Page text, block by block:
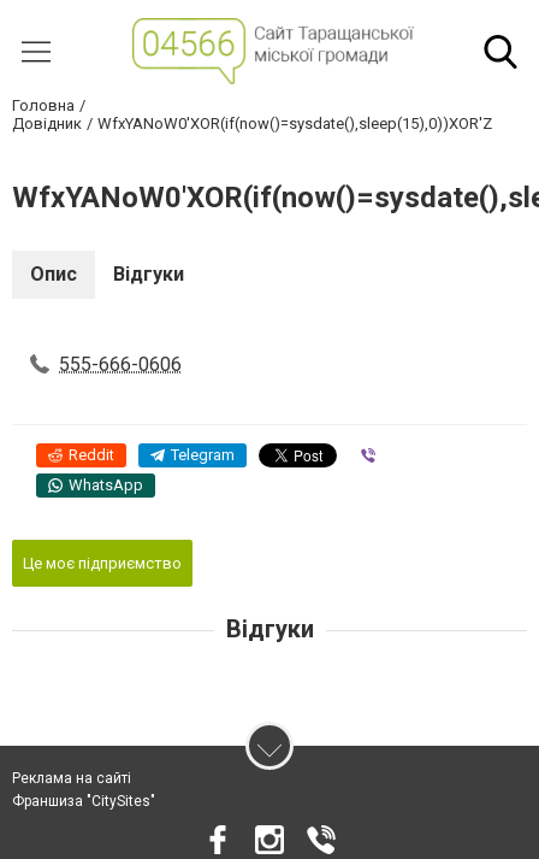
Головна
Довідник
WfxYANoW0'XOR(if(now()=sysdate(),sleep(15),0))XOR'Z
Опис Відгуки
555-666-0606
Reddit Telegram
WhatsApp
Це моє підприємство
Відгуки
Реклама на сайті
Франшиза "CitySites"